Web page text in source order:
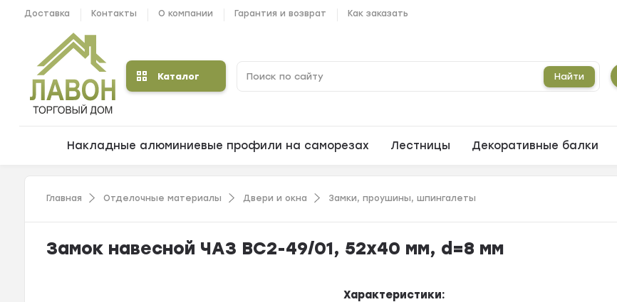
Доставка Контакты О компании Гарантия и возврат Как заказать
Каталог Найти
Накладные алюминиевые профили на саморезах Лестницы Декоративные балки
Главная Отделочные материалы Двери и окна Замки, проушины, шпингалеты
Замок навесной ЧАЗ ВС2-49/01, 52х40 мм, d=8 мм
Характеристики: